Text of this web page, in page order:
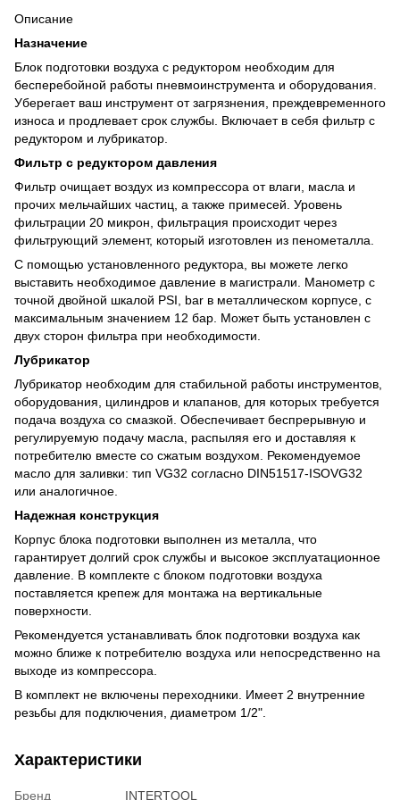
Описание
Назначение
Блок подготовки воздуха с редуктором необходим для
бесперебойной работы пневмоинструмента и оборудования.
Уберегает ваш инструмент от загрязнения, преждевременного
износа и продлевает срок службы. Включает в себя фильтр с
редуктором и лубрикатор.
Фильтр с редуктором давления
Фильтр очищает воздух из компрессора от влаги, масла и
прочих мельчайших частиц, а также примесей. Уровень
фильтрации 20 микрон, фильтрация происходит через
фильтрующий элемент, который изготовлен из пенометалла.
С помощью установленного редуктора, вы можете легко
выставить необходимое давление в магистрали. Манометр с
точной двойной шкалой PSI, bar в металлическом корпусе, с
максимальным значением 12 бар. Может быть установлен с
двух сторон фильтра при необходимости.
Лубрикатор
Лубрикатор необходим для стабильной работы инструментов,
оборудования, цилиндров и клапанов, для которых требуется
подача воздуха со смазкой. Обеспечивает беспрерывную и
регулируемую подачу масла, распыляя его и доставляя к
потребителю вместе со сжатым воздухом. Рекомендуемое
масло для заливки: тип VG32 согласно DIN51517-ISOVG32
или аналогичное.
Надежная конструкция
Корпус блока подготовки выполнен из металла, что
гарантирует долгий срок службы и высокое эксплуатационное
давление. В комплекте с блоком подготовки воздуха
поставляется крепеж для монтажа на вертикальные
поверхности.
Рекомендуется устанавливать блок подготовки воздуха как
можно ближе к потребителю воздуха или непосредственно на
выходе из компрессора.
В комплект не включены переходники. Имеет 2 внутренние
резьбы для подключения, диаметром 1/2".
Характеристики
Бренд INTERTOOL